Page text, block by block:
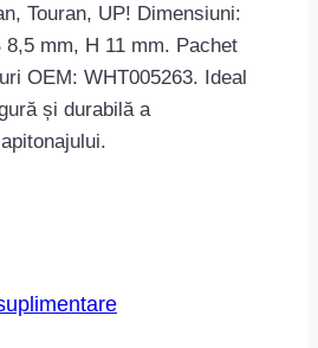
Touran, UP! Dimensiuni:
mm, H 11 mm. Pachet
OEM: WHT005263. Ideal
și durabilă a